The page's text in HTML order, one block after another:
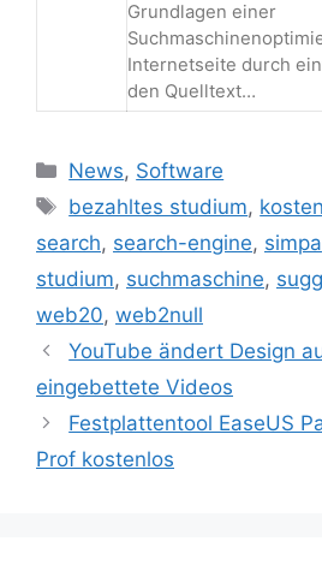
Grundlagen einer
Internetseite durch
den Quelltext…
Kategorien
News, Software
Schlagwörter
bezahltes studium,
search, search-engine,
studium, suchmaschine,
web20, web2null
Beitrags-
Navigation
YouTube ändert Design
eingebettete Videos
Festplattentool EaseUS
Prof kostenlos